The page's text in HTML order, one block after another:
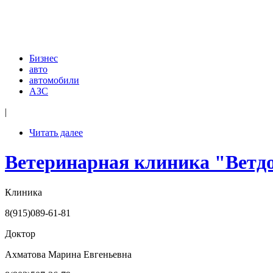
Бизнес
авто
автомобили
АЗС
|
Читать далее
Ветеринарная клиника
Клиника
8(915)089-61-81
Доктор
Ахматова Марина Евгеньевна